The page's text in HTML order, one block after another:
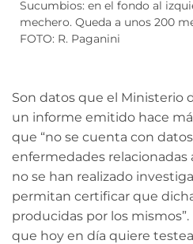
Sucumbios: en el fondo al
mechero. Queda a unos 200
FOTO: R. Paganini
Son datos que el Ministerio
un informe emitido hace
que “no se cuenta con
enfermedades
no se han realizado
permitan certificar que
producidas por los
que hoy en día quiere